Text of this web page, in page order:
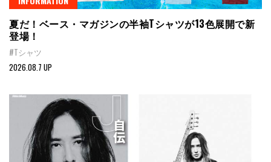
夏だ！ベース・マガジンの半袖Tシャツが13色展開で新
登場！
#Tシャツ
2026.08.7 UP